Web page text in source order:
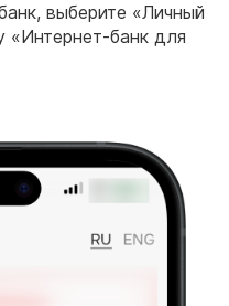
выберите «Личный
«Интернет-банк для